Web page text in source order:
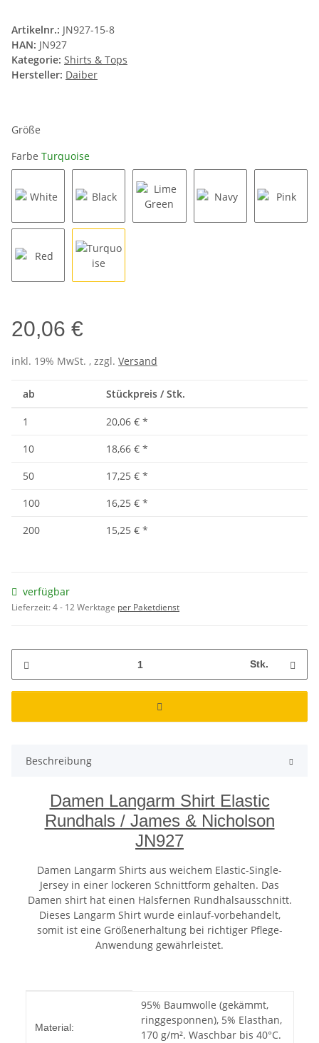
Artikelnr.: JN927-15-8
HAN: JN927
Kategorie: Shirts & Tops
Hersteller: Daiber
Größe
Farbe Turquoise
White Black
20,06 €
inkl. 19% MwSt. , zzgl. Versand
ab Stückpreis / Stk.
1 20,06 € *
10
18,66 € *
50
17,25 € *
100
16,25 € *
200
15,25 € *
verfügbar
Lieferzeit:4 - 12 Werktage per Paketdienst
Stk.
Beschreibung
Damen Langarm Shirt Elastic
Rundhals / James & Nicholson
JN927
Damen Langarm Shirts aus weichem Elastic-Single-
Jersey in einer lockeren Schnittform gehalten. Das
Damen shirt hat einen Halsfernen Rundhalsausschnitt.
Dieses Langarm Shirt wurde einlauf-vorbehandelt,
somit ist eine Größenerhaltung bei richtiger Pflege-
Anwendung gewährleistet.
Material:
95% Baumwolle (gekämmt,
ringgesponnen), 5% Elasthan,
170 g/m². Waschbar bis 40°C.